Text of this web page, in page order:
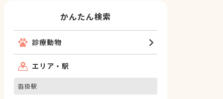
かんたん検索
診療動物
エリア・駅
沓掛駅